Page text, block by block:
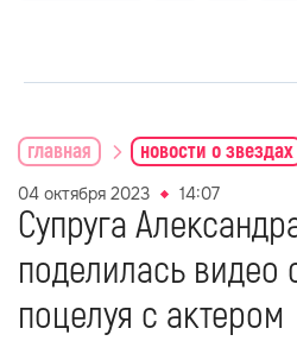
главная новости о звездах
04 октября 2023 14:07
Супруга
поделилась видео
поцелуя с актером